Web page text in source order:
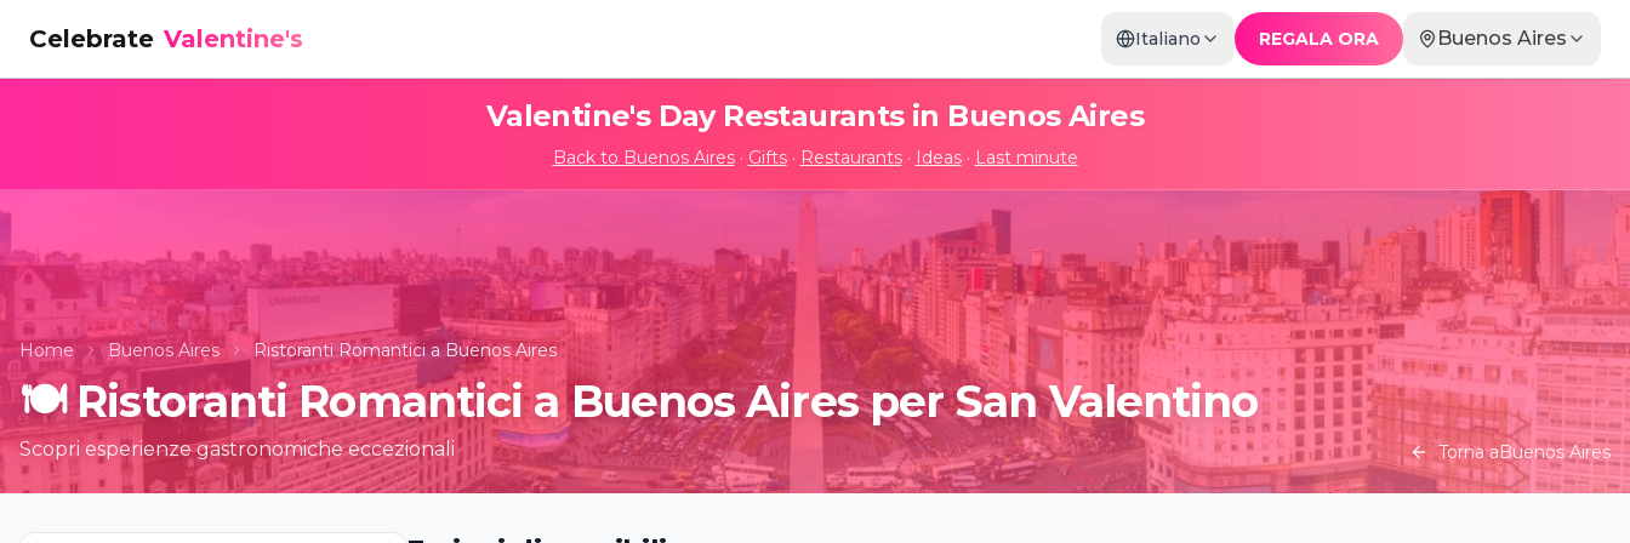
Celebrate Valentine's Italiano REGALA ORA Buenos Aires
Valentine's Day Restaurants in Buenos Aires
Back to Buenos Aires· Gifts· Restaurants· Ideas· Last minute
Home Buenos Aires Ristoranti Romantici a Buenos Aires
🍽️ Ristoranti Romantici a Buenos Aires per San Valentino
Scopri esperienze gastronomiche eccezionali Torna aBuenos Aires